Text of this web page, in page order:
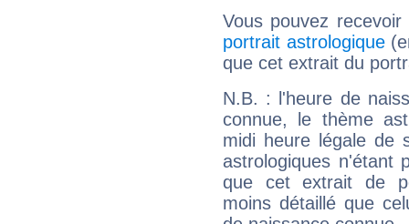
Vous pouvez
portrait astrologique
que cet extrait du
N.B. : l'heure de
connue, le thème
midi heure légale de
astrologiques n'étant
que cet extrait de
moins détaillé que